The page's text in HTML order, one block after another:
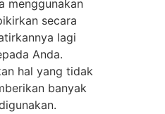
menggunakan
secara
lagi
Anda.
hal yang tidak
banyak